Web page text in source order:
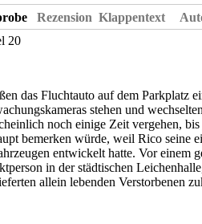
Rezension Klappentext
20
das Fluchtauto auf dem Parkplatz
stehen und
noch einige Zeit vergehen,
bemerken würde, weil Rico seine
entwickelt hatte. Vor einem
in der städtischen
allein lebenden Verstorbenen